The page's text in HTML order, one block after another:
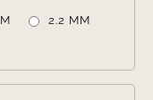
2.2 MM